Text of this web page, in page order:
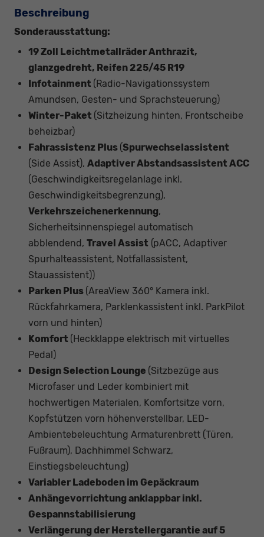
Beschreibung
Sonderausstattung:
19 Zoll Leichtmetallräder Anthrazit,
glanzgedreht, Reifen 225/45 R19
Infotainment (Radio-Navigationssystem
Amundsen, Gesten- und Sprachsteuerung)
Winter-Paket (Sitzheizung hinten, Frontscheibe
beheizbar)
Fahrassistenz Plus (Spurwechselassistent
(Side Assist), Adaptiver Abstandsassistent ACC
(Geschwindigkeitsregelanlage inkl.
Geschwindigkeitsbegrenzung),
Verkehrszeichenerkennung,
Sicherheitsinnenspiegel automatisch
abblendend, Travel Assist (pACC, Adaptiver
Spurhalteassistent, Notfallassistent,
Stauassistent))
Parken Plus (AreaView 360° Kamera inkl.
Rückfahrkamera, Parklenkassistent inkl. ParkPilot
vorn und hinten)
Komfort (Heckklappe elektrisch mit virtuelles
Pedal)
Design Selection Lounge (Sitzbezüge aus
Microfaser und Leder kombiniert mit
hochwertigen Materialen, Komfortsitze vorn,
Kopfstützen vorn höhenverstellbar, LED-
Ambientebeleuchtung Armaturenbrett (Türen,
Fußraum), Dachhimmel Schwarz,
Einstiegsbeleuchtung)
Variabler Ladeboden im Gepäckraum
Anhängevorrichtung anklappbar inkl.
Gespannstabilisierung
Verlängerung der Herstellergarantie auf 5